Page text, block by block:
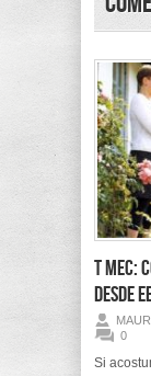
T
desde
0
Si